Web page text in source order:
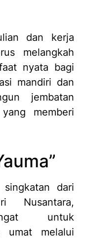
dan kerja
melangkah
nyata bagi
mandiri dan
jembatan
memberi
dari
Nusantara,
untuk
umatmelalui